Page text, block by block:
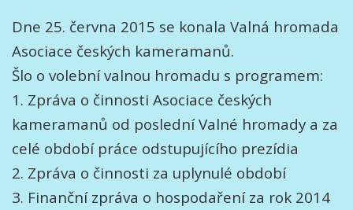
Dne 25. června 2015 se konala Valná hromada
Asociace českých kameramanů.
Šlo o volební valnou hromadu s programem:
1. Zpráva o činnosti Asociace českých
kameramanů od poslední Valné hromady a za
celé období práce odstupujícího prezídia
2. Zpráva o činnosti za uplynulé období
3. Finanční zpráva o hospodaření za rok 2014